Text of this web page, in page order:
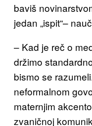
baviš
jedan „ispit“–
– Kad je reč o
držimo
bismo se
neformalnom
maternjim
zvaničnoj